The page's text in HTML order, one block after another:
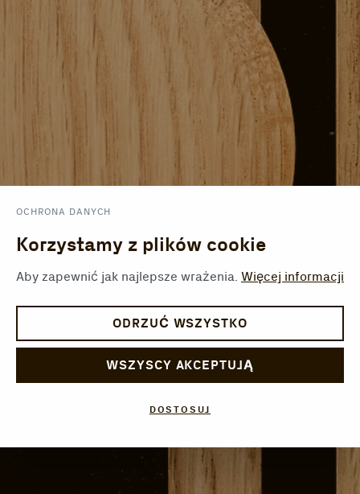
OCHRONA DANYCH
Korzystamy z plików cookie
Aby zapewnić jak najlepsze wrażenia. Więcej informacji
ODRZUĆ WSZYSTKO
WSZYSCY AKCEPTUJĄ
DOSTOSUJ